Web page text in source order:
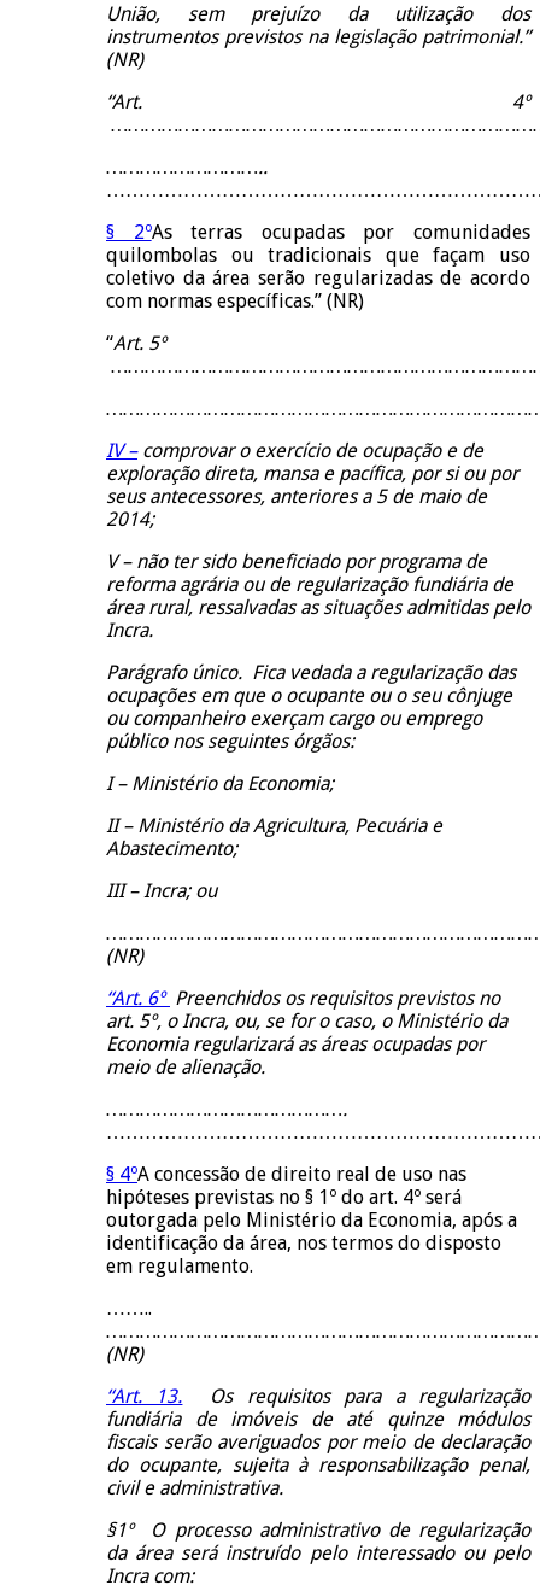
União, sem prejuízo da utilização dos
instrumentos previstos na legislação patrimonial.”
(NR)
“Art. 4º
………………………..
§ 2ºAs terras ocupadas por comunidades
quilombolas ou tradicionais que façam uso
coletivo da área serão regularizadas de acordo
com normas específicas.” (NR)
“Art. 5º
IV –comprovar o exercício de ocupação e de
exploração direta, mansa e pacífica, por si ou por
seus antecessores, anteriores a 5 de maio de
2014;
V – não ter sido beneficiado por programa de
reforma agrária ou de regularização fundiária de
área rural, ressalvadas as situações admitidas pelo
Incra.
Parágrafo único. Fica vedada a regularização das
ocupações em que o ocupante ou o seu cônjuge
ou companheiro exerçam cargo ou emprego
público nos seguintes órgãos:
I – Ministério da Economia;
II – Ministério da Agricultura, Pecuária e
Abastecimento;
III – Incra; ou
(NR)
“Art. 6º Preenchidos os requisitos previstos no
art. 5º, o Incra, ou, se for o caso, o Ministério da
Economia regularizará as áreas ocupadas por
meio de alienação.
…………………………………….
§ 4ºA concessão de direito real de uso nas
hipóteses previstas no § 1º do art. 4º será
outorgada pelo Ministério da Economia, após a
identificação da área, nos termos do disposto
em regulamento.
……..
(NR)
“Art. 13. Os requisitos para a regularização
fundiária de imóveis de até quinze módulos
fiscais serão averiguados por meio de declaração
do ocupante, sujeita à responsabilização penal,
civil e administrativa.
§1º O processo administrativo de regularização
da área será instruído pelo interessado ou pelo
Incra com: